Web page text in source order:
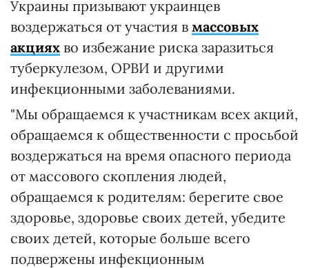
Украины призывают украинцев
воздержаться от участия в массовых
акциях во избежание риска заразиться
туберкулезом, ОРВИ и другими
инфекционными заболеваниями.
"Мы обращаемся к участникам всех акций,
обращаемся к общественности с просьбой
воздержаться на время опасного периода
от массового скопления людей,
обращаемся к родителям: берегите свое
здоровье, здоровье своих детей, убедите
своих детей, которые больше всего
подвержены инфекционным